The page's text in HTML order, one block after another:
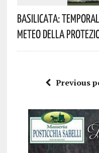
Basilicata:
Meteo Della
Previous